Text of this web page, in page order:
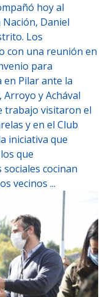
hoy al
Daniel
Los
con una reunión en
para
Pilar ante la
Arroyo y Achával
trabajo visitaron el
y en el Club
iniciativa que
que
cocinan
vecinos ...